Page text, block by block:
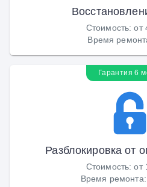
Стоимость:от
Время
Гарантия 6
Разблокировка от
Стоимость:от
Время ремонта: